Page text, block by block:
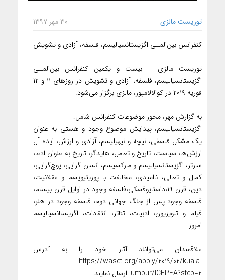
توریست مالزی ۳۰ مهر ۱۳۹۷
کنفرانس بین‌المللی اگزیستانسیالیسم، فلسفه، آزادی و تشویش
توریست مالزی – بیست و یکمین کنفرانس بین‌المللی
اگزیستانسیالیسم، فلسفه، آزادی و تشویش در روزهای ۱۱ و ۱۲
فوریه ۲۰۱۹ در کوالالامپور، مالزی برگزار می‌شود.
به گزارش مهر، محور موضوعات کنفرانس شامل:
اگزیستانسیالیسم، پیدایش موضوع وجود و هستی به عنوان
یک مشکل فلسفی، نیچه و نیهیلیسم، آزادی و ارزش، ایده آل
ارزش‌ها، سیاست، تاریخ و تعامل، هایدگر، تاریخ به عنوان ادعا،
سارتر، اگزیستانسیالیسم و مارکسیسم، انسان گرایی، پوچ‌گرایی،
کمال و تعالی، ناامیدی، مخالفت با پوزیتیویسم و عقلانیت،
دین، قرن ۱۹،داستایوفسکی،فلسفه وجود در اوایل قرن بیستم،
فلسفه وجود پس از جنگ جهانی دوم، فلسفه وجود در هنر،
فیلم و تلویزیون، ادبیات، تئاتر، انتقادات، اگزیستانسیالیسم
امروز
علاقمندان می‌توانند آثار خود را به آدرس
https://waset.org/apply/2019/02/kuala-
lumpur/ICEPFA?step=2 ارسال نمایند.